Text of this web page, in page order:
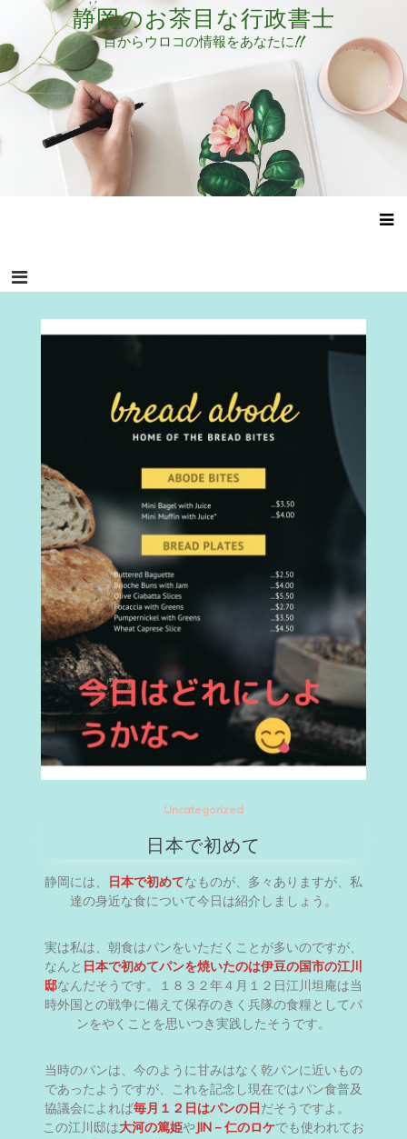
テ
ン
ツ
キ
静岡のお茶目な行政書士
目からウロコの情報をあなたに!!
Uncategorized
日本で初めて
静岡には、 日本で初めてなものが、多々ありますが、私
達の身近な食について今日は紹介しましょう。
実は私は、朝食はパンをいただくことが多いのですが、
なんと 日本で初めてパンを焼いたのは伊豆の国市の江川
邸なんだそうです。１８３２年４月１２日江川坦庵は当
時外国との戦争に備えて保存のきく兵隊の食糧としてパ
ンをやくことを思いつき実践したそうです。
当時のパンは、今のように甘みはなく乾パンに近いもの
であったようですが、これを記念し現在ではパン食普及
協議会によれば毎月１２日はパンの日だそうですよ。
この江川邸は大河の篤姫やJIN－仁のロケでも使われてお